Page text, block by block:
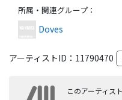
所属・関連グループ ：
Doves
アーティストID： 11790470
このアーティス